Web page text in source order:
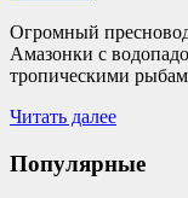
Огромный
Амазонки с
тропическими
Читать далее
Популярные